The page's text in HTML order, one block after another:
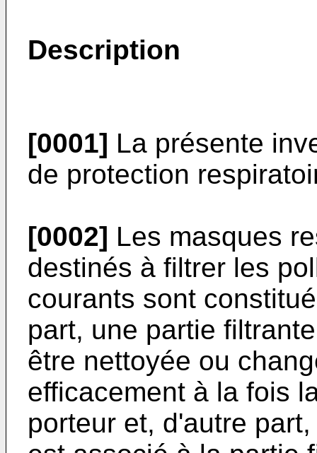
Description
[0001] La présente
de protection
[0002] Les masques
destinés à filtrer les
courants sont
part, une partie
être nettoyée ou
efficacement à la fois
porteur et, d'autre